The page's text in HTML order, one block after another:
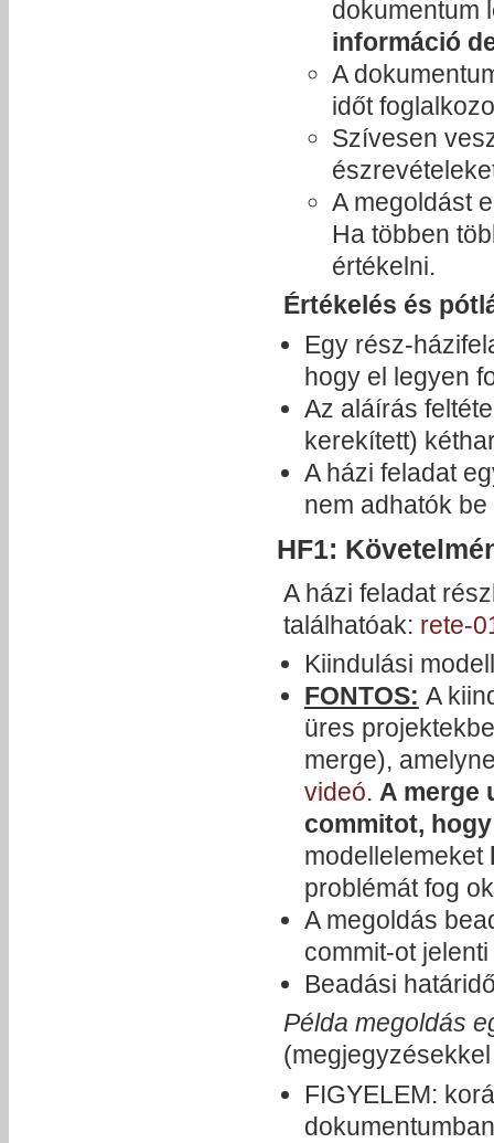
dokumentum
információ
A
időt
Szívesen
A megoldást
Ha többen
értékelni.
​Értékelés és
Egy rész-
hogy el legyen
Az aláírás
kerekített)
A házi feladat
nem adhatók
HF1:
A házi feladat
találhatóak: rete-
Kiindulási
FONTOS: A
üres
merge),
videó. A merge
commitot,
modellelemeket
problémát fog
A megoldás
commit-ot
Beadási
Példa megoldás
FIGYELEM: